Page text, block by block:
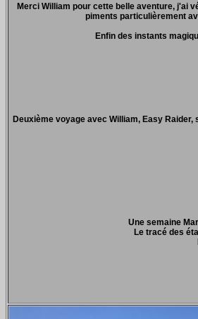
Merci William pour cette belle aventure, j'ai
piments particulièrement
Enfin des instants
Deuxième voyage avec William, Easy
Une semaine
Le tracé des